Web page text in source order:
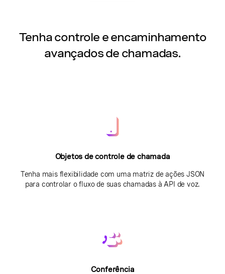
Tenha controle e encaminhamento
avançados de chamadas.
Objetos de controle de chamada
Tenha mais flexibilidade com uma matriz de ações JSON
para controlar o fluxo de suas chamadas à API de voz.
Conferência